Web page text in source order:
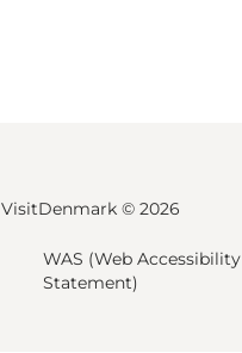
VisitDenmark © 2026
WAS (Web Accessibility
Statement)